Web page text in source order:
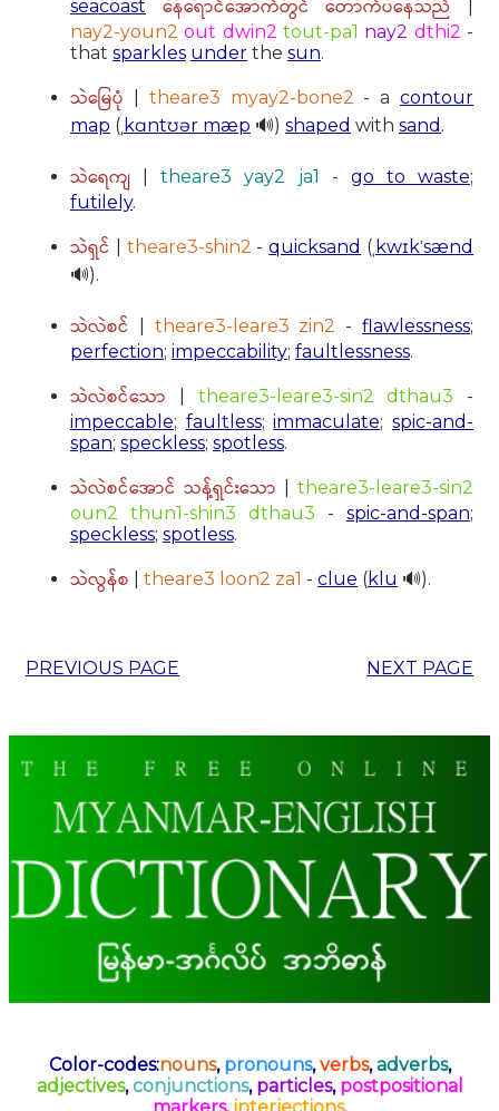
seacoast
နေရောင်အောက်တွင် တောက်ပနေသည်
nay2-youn2 out dwin2 tout-pa1 nay2 dthi2 -
that sparkles under the sun.
သဲမြေပုံ theare3 myay2-bone2 - acontour
map ( ˌkɑntʊər mæp 🔊) shaped with sand .
သဲရေကျ |theare3 yay2 ja1 - go to waste;
futilely.
သဲရှင် theare3-shin2 -quicksand ( ˌkwɪkˈsænd
🔊).
သဲလဲစင် theare3-leare3 zin2 -flawlessness;
perfection; impeccability; faultlessness.
သဲလဲစင်သော theare3-leare3-sin2 dthau3 -
impeccable; faultless;immaculate;spic-and-
span; speckless; spotless.
သဲလဲစင်အောင် သန့်ရှင်းသော
theare3-leare3-sin2
oun2 thun1-shin3 dthau3 - spic-and-span;
speckless; spotless.
သဲလွန်စ theare3 loon2 za1 - clue (klu 🔊).
PREVIOUS PAGE NEXT PAGE
Color-codes:nouns, pronouns,verbs,adverbs,
adjectives,conjunctions, particles, postpositional
markers, interjections.